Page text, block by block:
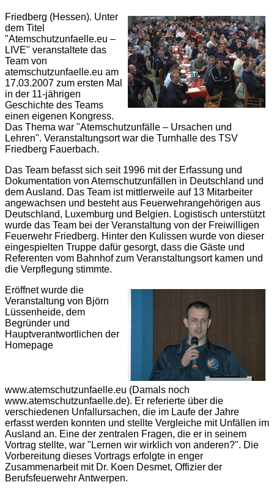
Friedberg (Hessen). Unter
dem Titel
"Atemschutzunfaelle.eu –
LIVE" veranstaltete das
Team von
atemschutzunfaelle.eu am
17.03.2007 zum ersten Mal
in der 11-jährigen
Geschichte des Teams
einen eigenen Kongress.
Das Thema war "Atemschutzunfälle – Ursachen und
Lehren". Veranstaltungsort war die Turnhalle des TSV
Friedberg Fauerbach.
Das Team befasst sich seit 1996 mit der Erfassung und
Dokumentation von Atemschutzunfällen in Deutschland und
dem Ausland. Das Team ist mittlerweile auf 13 Mitarbeiter
angewachsen und besteht aus Feuerwehrangehörigen aus
Deutschland, Luxemburg und Belgien. Logistisch unterstützt
wurde das Team bei der Veranstaltung von der Freiwilligen
Feuerwehr Friedberg. Hinter den Kulissen wurde von dieser
eingespielten Truppe dafür gesorgt, dass die Gäste und
Referenten vom Bahnhof zum Veranstaltungsort kamen und
die Verpflegung stimmte.
Eröffnet wurde die
Veranstaltung von Björn
Lüssenheide, dem
Begründer und
Hauptverantwortlichen der
Homepage
www.atemschutzunfaelle.eu (Damals noch
www.atemschutzunfaelle.de). Er referierte über die
verschiedenen Unfallursachen, die im Laufe der Jahre
erfasst werden konnten und stellte Vergleiche mit Unfällen im
Ausland an. Eine der zentralen Fragen, die er in seinem
Vortrag stellte, war "Lernen wir wirklich von anderen?". Die
Vorbereitung dieses Vortrags erfolgte in enger
Zusammenarbeit mit Dr. Koen Desmet, Offizier der
Berufsfeuerwehr Antwerpen.